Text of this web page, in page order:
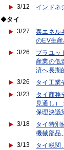
3/12
インドネ
◆タイ
3/27
泰エネル
のEV生
3/26
プラユッ
産業の低
済へ長期
3/26
タイ工業
3/23
タイ商務
見通し）
保理決議
3/18
タイ特別
機械部品
3/13
タイ税関